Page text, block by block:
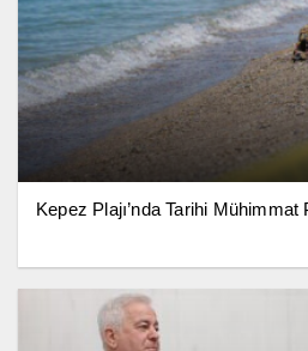
Kepez Plajı’nda Tarihi Mühimmat